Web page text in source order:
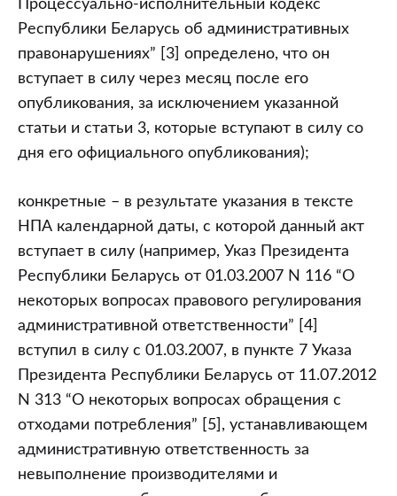
Процессуально-исполнительный кодекс
Республики Беларусь об административных
правонарушениях” [3] определено, что он
вступает в силу через месяц после его
опубликования, за исключением указанной
статьи и статьи 3, которые вступают в силу со
дня его официального опубликования);
конкретные – в результате указания в тексте
НПА календарной даты, с которой данный акт
вступает в силу (например, Указ Президента
Республики Беларусь от 01.03.2007 N 116 “О
некоторых вопросах правового регулирования
административной ответственности” [4]
вступил в силу с 01.03.2007, в пункте 7 Указа
Президента Республики Беларусь от 11.07.2012
N 313 “О некоторых вопросах обращения с
отходами потребления” [5], устанавливающем
административную ответственность за
невыполнение производителями и